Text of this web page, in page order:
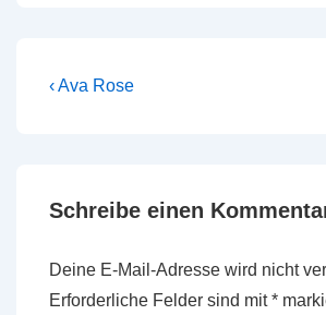
Beitragsnavigation
Vorheriger
‹ Ava Rose
Schreibe einen
Deine E-Mail-Adresse wird nicht
Erforderliche Felder sind mit*